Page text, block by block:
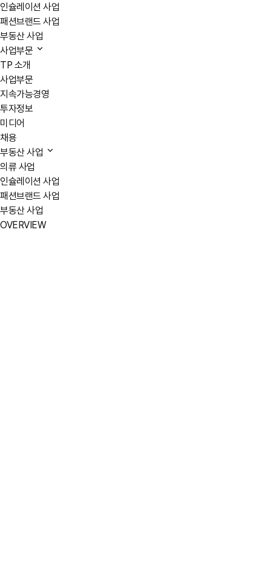
인슐레이션 사업
패션브랜드 사업
부동산 사업
사업부문
TP 소개
사업부문
지속가능경영
투자정보
미디어
채용
부동산 사업
의류 사업
인슐레이션 사업
패션브랜드 사업
부동산 사업
OVERVIEW